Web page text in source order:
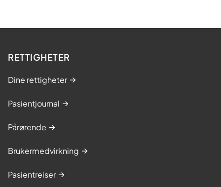
RETTIGHETER
Dine rettigheter
Pasientjournal
Pårørende
Brukermedvirkning
Pasientreiser